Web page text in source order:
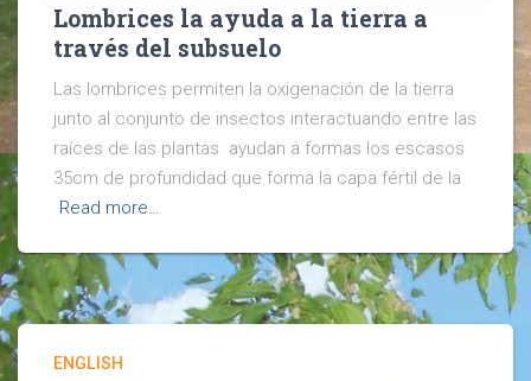
Lombrices la ayuda a la tierra a
través del subsuelo
Las lombrices permiten la oxigenación de la tierra
junto al conjunto de insectos interactuando entre las
raíces de las plantas ayudan a formas los escasos
35cm de profundidad que forma la capa fértil de la
Read more…
ENGLISH